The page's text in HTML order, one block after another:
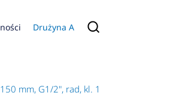
Drużyna A
mm, G1/2", rad, kl. 1